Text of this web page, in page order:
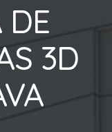
DE
3D